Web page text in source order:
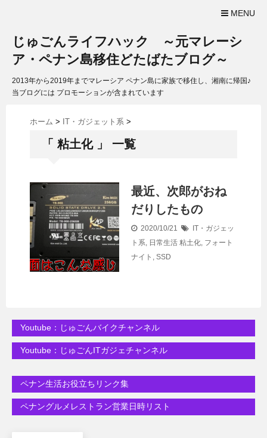
MENU
じゅごんライフハック ～元マレーシ
ア・ペナン島移住どたばたブログ～
2013年から2019年までマレーシア ペナン島に家族で移住し、湘南に帰国♪
当ブログには プロモーションが含まれています
ホーム > IT・ガジェット系 >
「 粘土化 」 一覧
最近、次郎がおね
だりしたもの
2020/10/21
IT・ガジェッ
ト系, 日常生活 粘土化, フォート
ナイト , SSD
Youtube：じゅごんバイクチャンネル
Youtube：じゅごんITガジェチャンネル
ペナン生活お役立ちリンク集
ペナングルメレストラン営業日時リスト